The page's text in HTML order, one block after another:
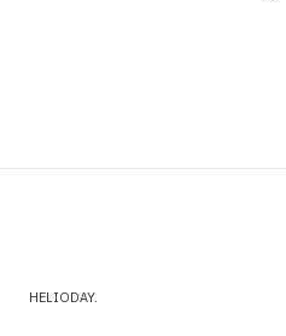
HELIODAY